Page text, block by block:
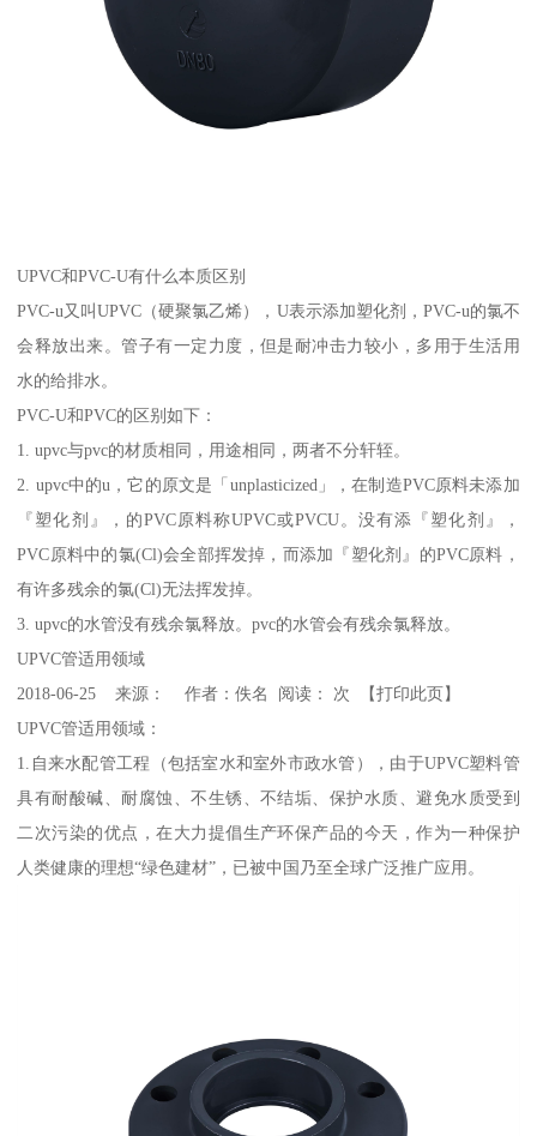
UPVC和PVC-U有什么本质区别
PVC-u又叫UPVC（硬聚氯乙烯），U表示添加塑化剂，PVC-u的氯不
会释放出来。管子有一定力度，但是耐冲击力较小，多用于生活用
水的给排水。
PVC-U和PVC的区别如下：
1. upvc与pvc的材质相同，用途相同，两者不分轩轾。
2. upvc中的u，它的原文是「unplasticized」，在制造PVC原料未添加
『塑化剂』，的PVC原料称UPVC或PVCU。没有添『塑化剂』，
PVC原料中的氯(Cl)会全部挥发掉，而添加『塑化剂』的PVC原料，
有许多残余的氯(Cl)无法挥发掉。
3. upvc的水管没有残余氯释放。pvc的水管会有残余氯释放。
UPVC管适用领域
2018-06-25 来源： 作者：佚名 阅读： 次 【打印此页】
UPVC管适用领域：
1.自来水配管工程（包括室水和室外市政水管），由于UPVC塑料管
具有耐酸碱、耐腐蚀、不生锈、不结垢、保护水质、避免水质受到
二次污染的优点，在大力提倡生产环保产品的今天，作为一种保护
人类健康的理想“绿色建材”，已被中国乃至全球广泛推广应用。